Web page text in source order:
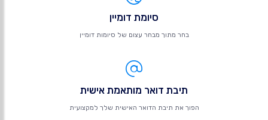
סיומת דומיין
בחר מתוך מבחר עצום של סיומות דומיין
תיבת דואר מותאמת אישית
הפוך את תיבת הדואר האישית שלך למקצועית